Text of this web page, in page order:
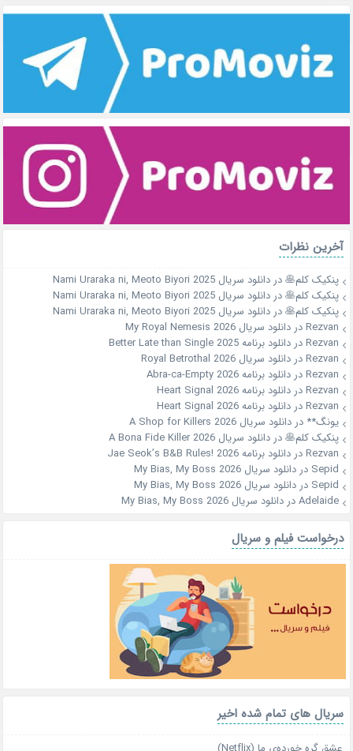
آخرین نظرات
پنکیک کلم🥞دردانلود سریال Nami Uraraka ni, Meoto Biyori 2025
پنکیک کلم🥞دردانلود سریال Nami Uraraka ni, Meoto Biyori 2025
پنکیک کلم🥞دردانلود سریال Nami Uraraka ni, Meoto Biyori 2025
Rezvanدردانلود سریال My Royal Nemesis 2026
Rezvanدردانلود برنامه Better Late than Single 2025
Rezvanدردانلود سریال Royal Betrothal 2026
Rezvanدردانلود برنامه Abra-ca-Empty 2026
Rezvanدردانلود برنامه Heart Signal 2026
Rezvanدردانلود برنامه Heart Signal 2026
یونگ** دردانلود سریال A Shop for Killers 2026
پنکیک کلم🥞دردانلود سریال A Bona Fide Killer 2026
Rezvanدردانلود برنامه Jae Seok’s B&B Rules! 2026
Sepid دردانلود سریال My Bias, My Boss 2026
Sepid دردانلود سریال My Bias, My Boss 2026
Adelaideدردانلود سریال My Bias, My Boss 2026
درخواست فیلم و سریال
سریال های تمام شده اخیر